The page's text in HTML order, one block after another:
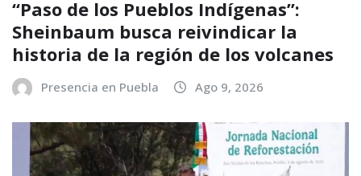
“Paso de los Pueblos Indígenas”:
Sheinbaum busca reivindicar la
historia de la región de los volcanes
Presencia en Puebla Ago 9, 2026